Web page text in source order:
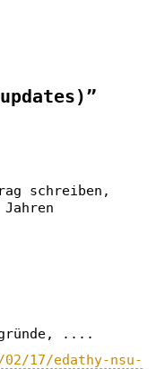
schreiben,
....
17/edathy-nsu-